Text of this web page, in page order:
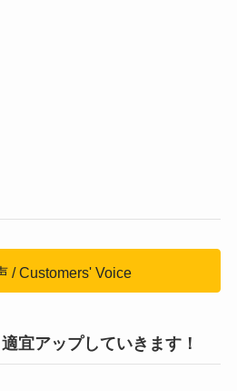
/ Customers' Voice
宜アップしていきます！